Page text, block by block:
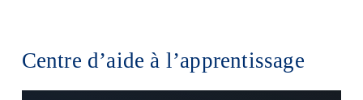
Centre d’aide à l’apprentissage